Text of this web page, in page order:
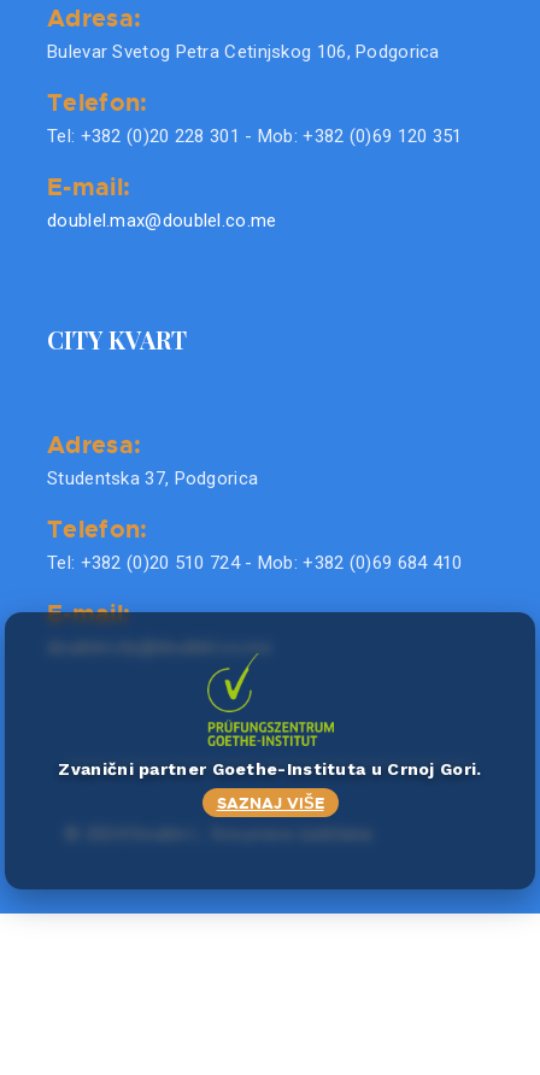
Adresa:
Bulevar Svetog Petra Cetinjskog 106, Podgorica
Telefon:
Tel: +382 (0)20 228 301 - Mob: +382 (0)69 120 351
E-mail:
doublel.max@doublel.co.me
CITY KVART
Adresa:
Studentska 37, Podgorica
Telefon:
Tel: +382 (0)20 510 724 - Mob: +382 (0)69 684 410
E-mail:
Zvanični partner Goethe-Instituta u Crnoj Gori.
SAZNAJ VIŠE